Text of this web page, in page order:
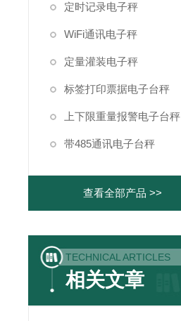
定时记录电子秤
WiFi通讯电子秤
定量灌装电子秤
标签打印票据电子台秤
上下限重量报警电子台秤
带485通讯电子台秤
查看全部产品 >>
TECHNICAL ARTICLES
相关文章